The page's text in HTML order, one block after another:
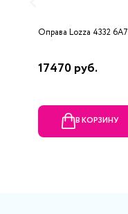
Оправа Lozza 4332 6A7
17470 руб.
В КОРЗИНУ